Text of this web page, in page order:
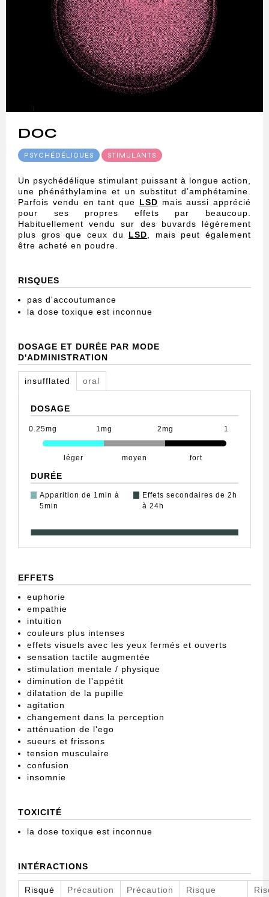
DOC
PSYCHÉDÉLIQUES STIMULANTS
Un psychédélique stimulant puissant à longue action,
une phénéthylamine et un substitut d’amphétamine.
Parfois vendu en tant que LSD mais aussi apprécié
pour ses propres effets par beaucoup.
Habituellement vendu sur des buvards légèrement
plus gros que ceux du LSD, mais peut également
être acheté en poudre.
RISQUES
pas d'accoutumance
la dose toxique est inconnue
DOSAGE ET DURÉE PAR MODE
D'ADMINISTRATION
insufflated oral
DOSAGE
0.25mg
léger
1mg
moyen
2mg
fort
1
DURÉE
Apparition de 1min à
5min
Effets secondaires de 2h
à 24h
EFFETS
euphorie
empathie
intuition
couleurs plus intenses
effets visuels avec les yeux fermés et ouverts
sensation tactile augmentée
stimulation mentale / physique
diminution de l'appétit
dilatation de la pupille
agitation
changement dans la perception
atténuation de l'ego
sueurs et frissons
tension musculaire
confusion
insomnie
TOXICITÉ
la dose toxique est inconnue
INTÉRACTIONS
Risqué Précaution Précaution
Risque